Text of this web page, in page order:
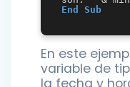
End
Sub
En este
variable de